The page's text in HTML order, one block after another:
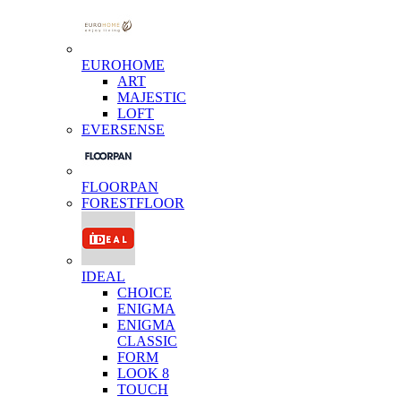
EUROHOME
ART
MAJESTIC
LOFT
EVERSENSE
FLOORPAN
FORESTFLOOR
IDEAL
CHOICE
ENIGMA
ENIGMA
CLASSIC
FORM
LOOK 8
TOUCH